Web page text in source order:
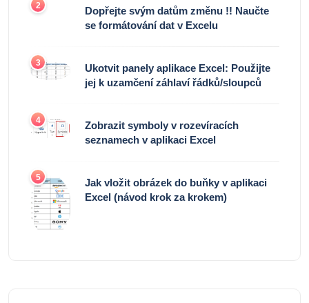
2
Dopřejte svým datům změnu !! Naučte
se formátování dat v Excelu
3
Ukotvit panely aplikace Excel: Použijte
jej k uzamčení záhlaví řádků/sloupců
4
Zobrazit symboly v rozevíracích
seznamech v aplikaci Excel
5
Jak vložit obrázek do buňky v aplikaci
Excel (návod krok za krokem)